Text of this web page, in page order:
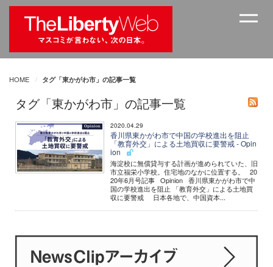
HOME タグ「東かがわ市」の記事一覧
タグ「東かがわ市」の記事一覧
2020.04.29
香川県東かがわ市で中国の学校進出を阻止
「教育外交」による土地買収に要警戒 - Opin
ion
海淀校に無償貸与する計画が進められていた、旧
市立福栄小学校。住宅地のなかに位置する。 20
20年6月号記事 Opinion 香川県東かがわ市で中
国の学校進出を阻止 「教育外交」による土地買
収に要警戒 日本各地で、中国資本...